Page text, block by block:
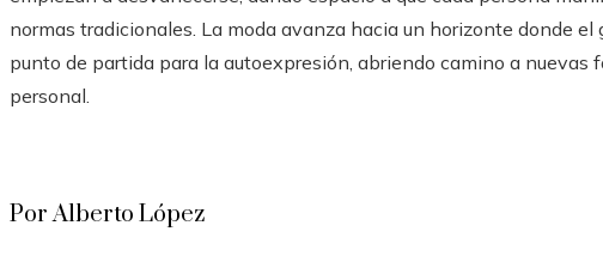
normas tradicionales. La moda avanza hacia un horizonte donde
punto de partida para la autoexpresión, abriendo camino a nuevas
personal.
Por Alberto López